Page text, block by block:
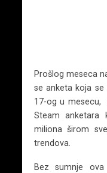
Prošlog meseca
se anketa koja
17-og u mesecu,
Steam
miliona širom
trendova.
Bez sumnje